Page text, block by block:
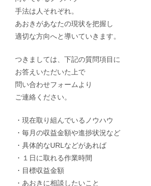
手法は人それぞれ。
あおきがあなたの現状を把握し
適切な方向へと導いていきます。
つきましては、下記の質問項目に
お答えいただいた上で
問い合わせフォームより
ご連絡ください。
・現在取り組んでいるノウハウ
・毎月の収益金額や進捗状況など
・具体的なURLなどがあれば
・１日に取れる作業時間
・目標収益金額
・あおきに相談したいこと